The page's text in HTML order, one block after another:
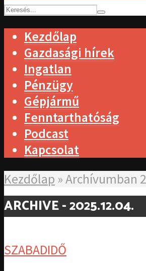
Kezdőlap
Gazdasági hírek
Ingatlan
Pénzügy
Gépjármű
Fenntarthatóság
Podcast
Kapcsolat
Kezdőlap »Archívumban
ARCHIVE - 2025.12.04.
SZABADIDŐ